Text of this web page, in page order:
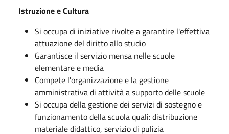
Istruzione e Cultura
Si occupa di iniziative rivolte a garantire l'effettiva
attuazione del diritto allo studio
Garantisce il servizio mensa nelle scuole
elementare e media
Compete l'organizzazione e la gestione
amministrativa di attività a supporto delle scuole
Si occupa della gestione dei servizi di sostegno e
funzionamento della scuola quali: distribuzione
materiale didattico, servizio di pulizia